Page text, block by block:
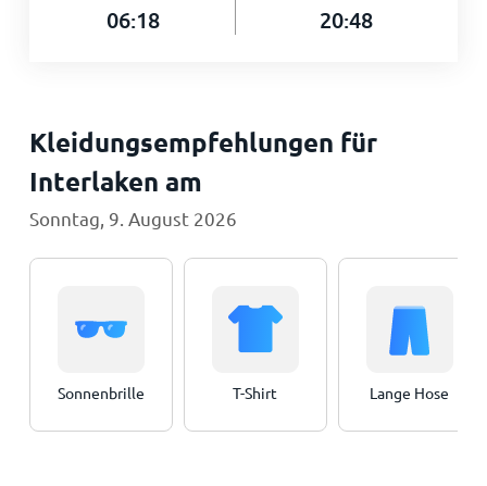
06:18 20:48
Kleidungsempfehlungen für
Interlaken am
Sonntag, 9. August 2026
Sonnenbrille T-Shirt Lange Hose